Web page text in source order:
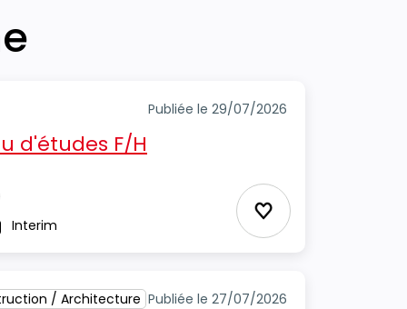
Publiée le 29/07/2026
d'études F/H
Interim Ajouter aux
/ Architecture Publiée le 27/07/2026